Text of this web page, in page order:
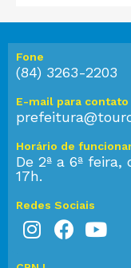
Fone
(84) 3263-2203
E-mail para contato
Horário de
De 2ª a 6ª
17h.
Redes Sociais